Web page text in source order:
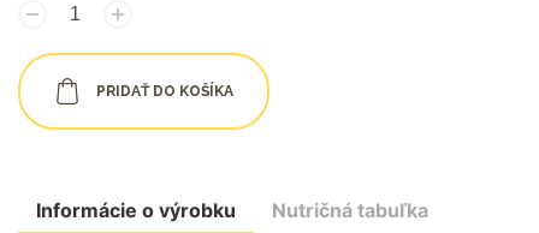
PRIDAŤ DO KOŠÍKA
Informácie o výrobku Nutričná tabuľka